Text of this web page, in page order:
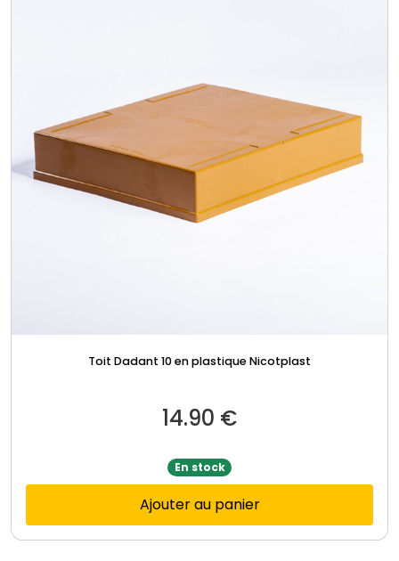
Toit Dadant 10 en plastique Nicotplast
14.90 €
En stock
Ajouter au panier